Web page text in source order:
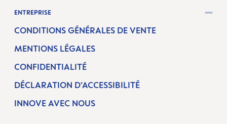
ENTREPRISE
CONDITIONS GÉNÉRALES DE VENTE
MENTIONS LÉGALES
CONFIDENTIALITÉ
DÉCLARATION D’ACCESSIBILITÉ
INNOVE AVEC NOUS